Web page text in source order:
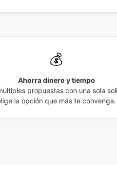
💰
Ahorra dinero y tiempo
propuestas con una sola
la opción que más te convenga.